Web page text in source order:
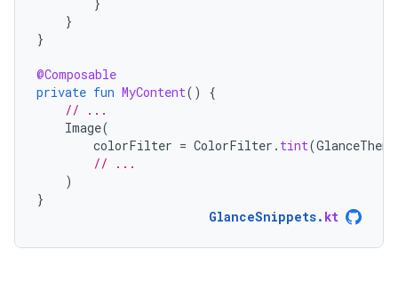
}
}
@Composable
private fun MyContent()
{
// ...
Image(
colorFilter = ColorFilter . tint(GlanceTheme
// ...
)
}
GlanceSnippets. kt